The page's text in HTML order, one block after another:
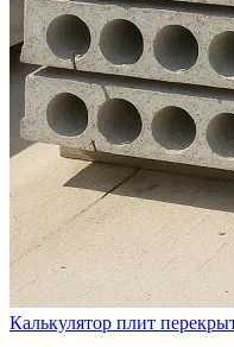
Калькулятор плит